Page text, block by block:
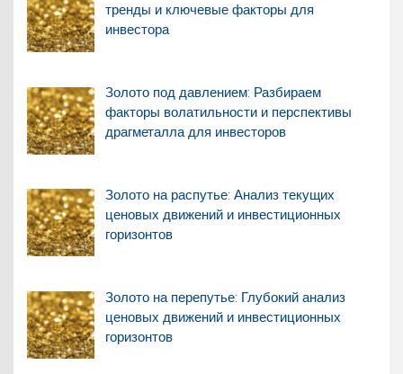
тренды и ключевые факторы для
инвестора
Золото под давлением: Разбираем
факторы волатильности и перспективы
драгметалла для инвесторов
Золото на распутье: Анализ текущих
ценовых движений и инвестиционных
горизонтов
Золото на перепутье: Глубокий анализ
ценовых движений и инвестиционных
горизонтов